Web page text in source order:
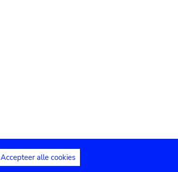
Accepteer alle cookies